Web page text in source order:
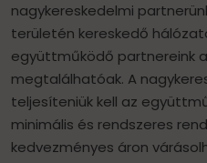
nagykereskedelmi
területén kereskedő
együttműködő partnereink
megtalálhatóak. A
teljesíteniük kell az
minimális és rendszeres
kedvezményes áron